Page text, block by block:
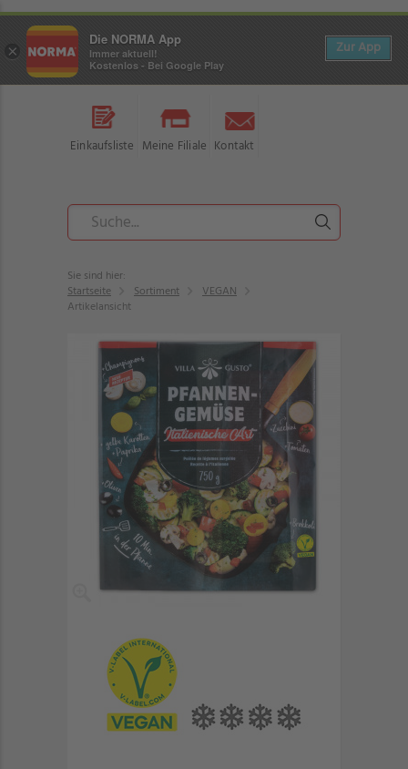
Einkaufsliste Meine Filiale Kontakt
Sie sind hier:
Startseite
Sortiment
VEGAN
Artikelansicht
×
Die NORMA App
Immer aktuell!
Kostenlos - Bei Google Play
Zur App